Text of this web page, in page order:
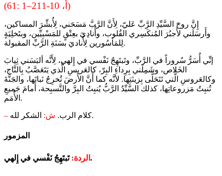
(61: 1–2أ، 10-11)
إِنَّ روحَ السَّيِّدِ الرَّبِّ عَليّ، لِأَنَّ الرَّبَّ مَسَحَني، لِأُبشِّرَ المساكين،
وأَرسَلَني لأَجبُرَ المُنكَسِري القُلوب، وأُنادِيَ بعِتْقٍ للمَسْبِيِّين، وبتَخلِيَةٍ
لِلمَأسُورين لِأُناديَ بسَنَةِ الرَّبِّ المقبولة.
إنِّي أُسَرُّ سُروراً في الرَّبِّ، وتَبتَهِجُ نَفْسي في إِلهي، لِأَنَّه ألبَسَني ثِيابَ
الخَلاص، وشَمِلَني بِرِداءِ البِرّ، كالعَريسِ الَّذي يَتَعَصَّبُ بِالتَّاج،
وكالعَروسِ الَّتي تَتَحَلَّى بِزينَتِها. لأنَّه كما أَنَّ الأَرضَ تُخرِجُ نَباتَها، والجَنَّةَ
تُنبِتُ مَزروعاتِها، كذلك السَّيِّدُ الرَّبُّ يُنبِتُ البِرَّ والتَّسبِحة، أَمامَ جَميعِ
الأُمَم.
– كلام الرب. ش: الشكر لله.
المزمور
الردة: تَبتَهِجُ نَفْسي في إِلهي.